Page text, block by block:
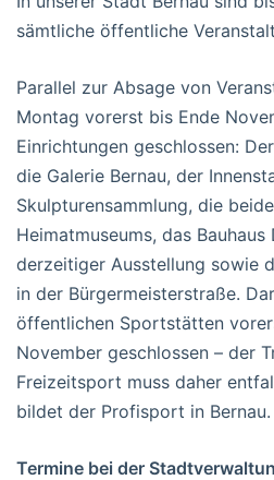
sämtliche öffentliche
Parallel zur Absage von
Montag vorerst bis Ende
Einrichtungen geschlossen:
die Galerie Bernau, der
Skulpturensammlung, die
Heimatmuseums, das
derzeitiger Ausstellung sowie
in der Bürgermeisterstraße.
öffentlichen Sportstätten
November geschlossen – der
Freizeitsport muss daher
bildet der Profisport in Bernau.
Termine bei der